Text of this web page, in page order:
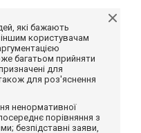
які бажають
користувачам
багатьом прийняти
для
для роз'яснення
ненормативної
порівняння з
безпідставні заяви,